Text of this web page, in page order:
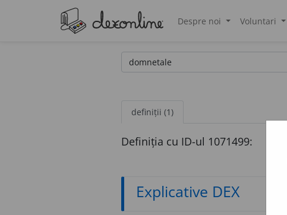
Despre noi Voluntari
definiții (1)
Definiția cu ID-ul 1071499:
Explicative DEX